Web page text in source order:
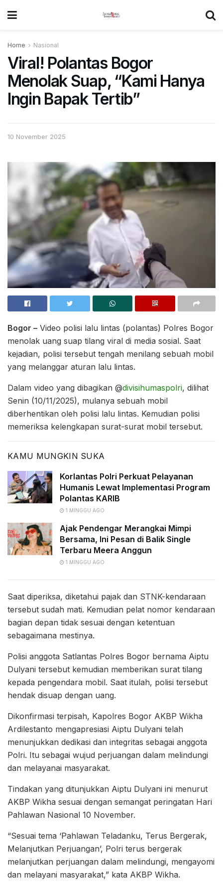
Home Nasional
Viral! Polantas Bogor
Menolak Suap, “Kami Hanya
Ingin Bapak Tertib”
10 November 2025
Bogor – Video polisi lalu lintas (polantas) Polres Bogor
menolak uang suap tilang viral di media sosial. Saat
kejadian, polisi tersebut tengah menilang sebuah mobil
yang melanggar aturan lalu lintas.
Dalam video yang dibagikan @divisihumaspolri, dilihat
Senin (10/11/2025), mulanya sebuah mobil
diberhentikan oleh polisi lalu lintas. Kemudian polisi
memeriksa kelengkapan surat-surat mobil tersebut.
KAMU MUNGKIN SUKA
Korlantas Polri Perkuat Pelayanan
Humanis Lewat Implementasi Program
Polantas KARIB
1 MINGGU AGO
Ajak Pendengar Merangkai Mimpi
Bersama, Ini Pesan di Balik Single
Terbaru Meera Anggun
1 MINGGU AGO
Saat diperiksa, diketahui pajak dan STNK-kendaraan
tersebut sudah mati. Kemudian pelat nomor kendaraan
bagian depan tidak sesuai dengan ketentuan
sebagaimana mestinya.
Polisi anggota Satlantas Polres Bogor bernama Aiptu
Dulyani tersebut kemudian memberikan surat tilang
kepada pengendara mobil. Saat itulah, polisi tersebut
hendak disuap dengan uang.
Dikonfirmasi terpisah, Kapolres Bogor AKBP Wikha
Ardilestanto mengapresiasi Aiptu Dulyani telah
menunjukkan dedikasi dan integritas sebagai anggota
Polri. Itu sebagai wujud perjuangan dalam melindungi
dan melayanai masyarakat.
Tindakan yang ditunjukkan Aiptu Dulyani ini menurut
AKBP Wikha sesuai dengan semangat peringatan Hari
Pahlawan Nasional 10 November.
“Sesuai tema ‘Pahlawan Teladanku, Terus Bergerak,
Melanjutkan Perjuangan’, Polri terus bergerak
melanjutkan perjuangan dalam melindungi, mengayomi
dan melayani masyarakat,” kata AKBP Wikha.